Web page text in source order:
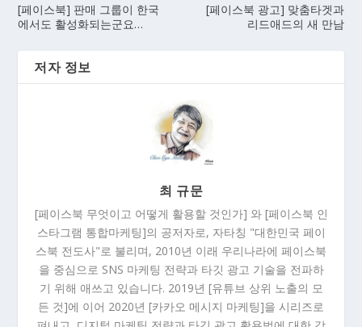
[페이스북] 판매 그룹이 한국
에서도 활성화되는군요…
[페이스북 광고] 맞춤타겟과
리드애드의 새 만남
저자 정보
최 규문
[페이스북 무엇이고 어떻게 활용할 것인가] 와 [페이스북 인
스타그램 통합마케팅]의 공저자로, 자타칭 "대한민국 페이
스북 전도사"로 불리며, 2010년 이래 우리나라에 페이스북
을 중심으로 SNS 마케팅 전략과 타깃 광고 기술을 전파하
기 위해 애쓰고 있습니다. 2019년 [유튜브 상위 노출의 모
든 것]에 이어 2020년 [카카오 메시지 마케팅]을 시리즈로